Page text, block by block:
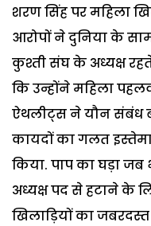
शरण सिंह पर महिला
आरोपों ने दुनिया के
कुश्ती संघ के अध्यक्ष
कि उन्होंने महिला
ऐथलीट्स ने यौन संबंध
कायदों का गलत
किया. पाप का घड़ा
अध्यक्ष पद से हटाने के
खिलाड़ियों का